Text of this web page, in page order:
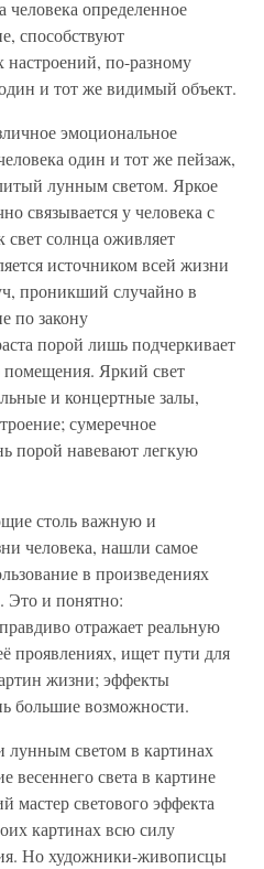
человека определенное
способствуют
по-разному
и тот же видимый объект.
эмоциональное
один и тот же пейзаж,
лунным светом. Яркое
связывается у человека с
свет солнца оживляет
источником всей жизни
проникший случайно в
по закону
порой лишь подчеркивает
помещения. Яркий свет
и концертные залы,
сумеречное
порой навевают легкую
столь важную и
человека, нашли самое
в произведениях
Это и понятно:
отражает реальную
проявлениях, ищет пути для
жизни; эффекты
большие возможности.
светом в картинах
весеннего света в картине
мастер светового эффекта
картинах всю силу
Но художники-живописцы